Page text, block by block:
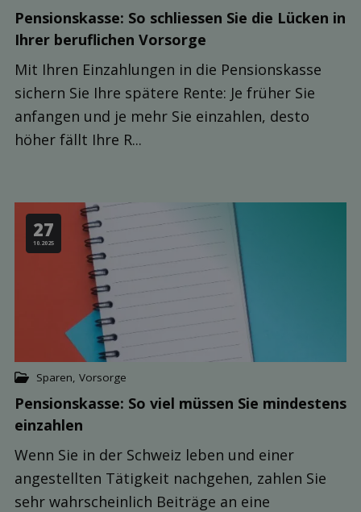
Pensions­kasse: So schliessen Sie die Lücken in
Ihrer beruf­lichen Vor­sorge
Mit Ihren Einzahlungen in die Pensionskasse
sichern Sie Ihre spätere Rente: Je früher Sie
anfangen und je mehr Sie einzahlen, desto
höher fällt Ihre R...
27
10.2025
Sparen, Vorsorge
Pensions­kasse: So viel müssen Sie mindestens
ein­zahlen
Wenn Sie in der Schweiz leben und einer
angestellten Tätigkeit nachgehen, zahlen Sie
sehr wahrscheinlich Beiträge an eine